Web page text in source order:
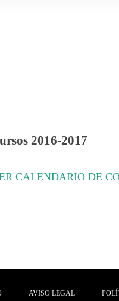
2016-2017
CALENDARIO DE
AVISO LEGAL